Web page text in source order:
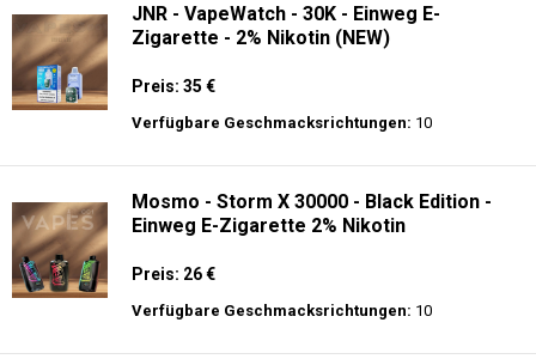
JNR - VapeWatch - 30K - Einweg E-
Zigarette - 2% Nikotin (NEW)
Preis: 35 €
Verfügbare Geschmacksrichtungen: 10
Mosmo - Storm X 30000 - Black Edition -
Einweg E-Zigarette 2% Nikotin
Preis: 26 €
Verfügbare Geschmacksrichtungen: 10